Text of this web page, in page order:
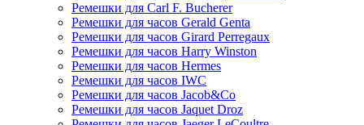
Ремешки для Carl F. Bucherer
Ремешки для часов Gerald Genta
Ремешки для часов Girard Perregaux
Ремешки для часов Harry Winston
Ремешки для часов Hermes
Ремешки для часов IWC
Ремешки для часов Jacob&Co
Ремешки для часов Jaquet Droz